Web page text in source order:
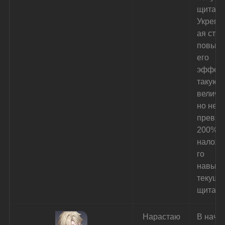
щита
ая
его
такую
но не
200%
го
щита.
Нарастаю
В